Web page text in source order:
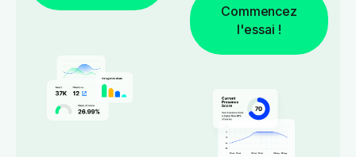
Commencez
l'essai !